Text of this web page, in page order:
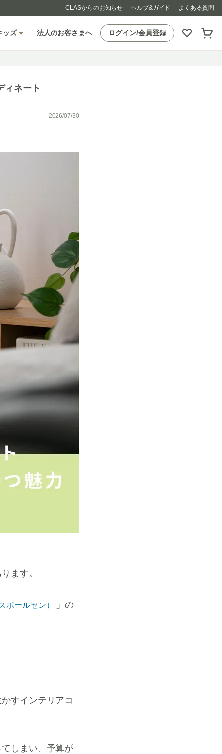
CLASからのお知らせ ヘルプ&ガイド よくある質問
ッズ 法人のお客さまへ ログイン/会員登録
ィネート
2026/07/30
ます。
ポールセン）
」の
すインテリアコ
しまい、予算が